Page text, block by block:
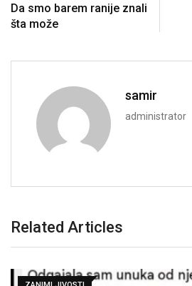
Da smo barem ranije znali
šta može
samir
administrator
Related Articles